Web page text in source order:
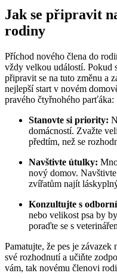
Jak se připravit
rodiny
Příchod nového člena do
vždy velkou událostí. Pokud
připravit se na tuto změnu a
nejlepší start v novém
pravého čtyřnohého parťáka:
Stanovte si priority:
domácností. Zvažte
předtím, než se
Navštivte útulky:
nový domov.
zvířatům najít
Konzultujte s
nebo velikost psa by
poraďte se s
Pamatujte, že pes je
své rozhodnutí a učiňte
vám, tak novému členovi